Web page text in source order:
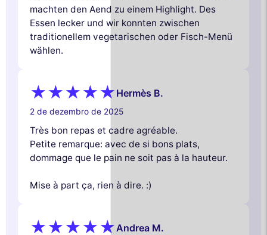
machten den Aend zu einem Highlight. Des
Essen lecker und wir konnten zwischen
traditionellem vegetarischen oder Fisch-Menü
wählen.
Hermès B.
2 de dezembro de 2025
Très bon repas et cadre agréable.
Petite remarque: avec de si bons plats,
dommage que le pain ne soit pas à la hauteur.
Mise à part ça, rien à dire. :)
Andrea M.